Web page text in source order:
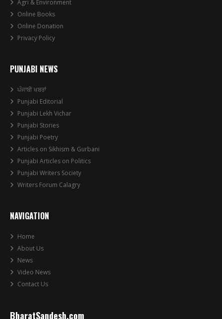
Agri & Environment
Online Books
Online Donation
Privacy Policy
PUNJABI NEWS
ਪੰਜਾਬੀ ਖਬਰਾਂ
Punjabi Editorial
Punjabi Lekh Vichar
Punjabi Stories
Punjabi Poetry
Articles on Sikhism & Gurbani
Punjabi Articles on Politics
Punjabi Writers Society
Writers Forum Calagry
NAVIGATION
Home
About Us
News
Video News
Contact Us
BharatSandesh.com